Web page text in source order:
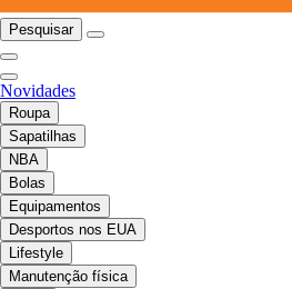
Pesquisar
Novidades
Roupa
Sapatilhas
NBA
Bolas
Equipamentos
Desportos nos EUA
Lifestyle
Manutenção física